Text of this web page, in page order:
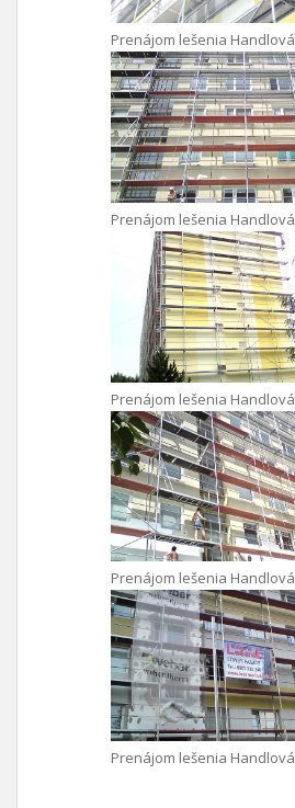
Prenájom lešenia Handlová
Prenájom lešenia Handlová
Prenájom lešenia Handlová
Prenájom lešenia Handlová
Prenájom lešenia Handlová